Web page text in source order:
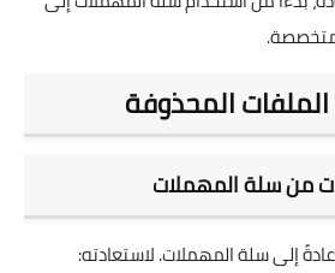
المحذوفة
إلى سلة المهملات. لاستعادته: